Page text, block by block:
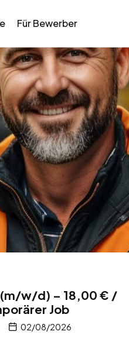
Für Bewerber
w/d) – 18,00 € /
Job
02/08/2026